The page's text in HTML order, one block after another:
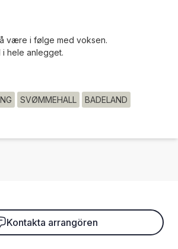
være i følge med voksen.
hele anlegget.
SVØMMEHALL BADELAND
Kontakta arrangören